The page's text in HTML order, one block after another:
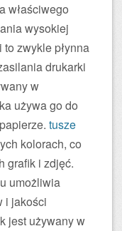
właściwego
wysokiej
zwykle płynna
drukarki
w
używa go do
tusze
kolorach, co
grafik i zdjęć.
umożliwia
i jakości
jest używany w